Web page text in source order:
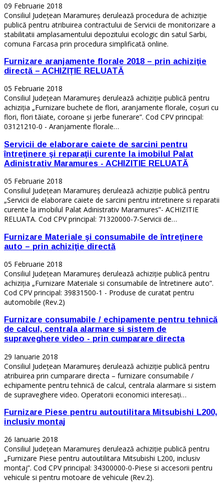
09 Februarie 2018
Consiliul Județean Maramureș derulează procedura de achiziție
publică pentru atribuirea contractului de Servicii de monitorizare a
stabilitatii amplasamentului depozitului ecologic din satul Sarbi,
comuna Farcasa prin procedura simplificată online.
Furnizare aranjamente florale 2018 – prin achiziţie
directă – ACHIZIŢIE RELUATĂ
05 Februarie 2018
Consiliul Județean Maramureș derulează achiziție publică pentru
achiziţia „Furnizare buchete de flori, aranjamente florale, coșuri cu
flori, flori tăiate, coroane și jerbe funerare”. Cod CPV principal:
03121210-0 - Aranjamente florale…
Servicii de elaborare caiete de sarcini pentru
întreţinere şi reparaţii curente la imobilul Palat
Adinistrativ Maramures - ACHIZITIE RELUATĂ
05 Februarie 2018
Consiliul Județean Maramureș derulează achiziție publică pentru
„Servicii de elaborare caiete de sarcini pentru intretinere si reparatii
curente la imobilul Palat Adinistrativ Maramures”- ACHIZITIE
RELUATA. Cod CPV principal: 71320000-7-Servicii de…
Furnizare Materiale şi consumabile de întreţinere
auto – prin achiziţie directă
05 Februarie 2018
Consiliul Județean Maramureș derulează achiziție publică pentru
achiziţia „Furnizare Materiale si consumabile de întretinere auto”.
Cod CPV principal: 39831500-1 - Produse de curatat pentru
automobile (Rev.2)
Furnizare consumabile / echipamente pentru tehnică
de calcul, centrala alarmare si sistem de
supraveghere video - prin cumparare directa
29 Ianuarie 2018
Consiliul Județean Maramureș derulează achiziție publică pentru
atribuirea prin cumparare directa – furnizare consumabile /
echipamente pentru tehnică de calcul, centrala alarmare si sistem
de supraveghere video. Operatorii economici interesați…
Furnizare Piese pentru autoutilitara Mitsubishi L200,
inclusiv montaj
26 Ianuarie 2018
Consiliul Județean Maramureș derulează achiziție publică pentru
„Furnizare Piese pentru autoutilitara Mitsubishi L200, inclusiv
montaj”. Cod CPV principal: 34300000-0-Piese si accesorii pentru
vehicule si pentru motoare de vehicule (Rev.2).